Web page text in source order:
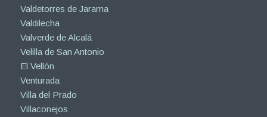
Valdetorres de Jarama
Valdilecha
Valverde de Alcalá
Velilla de San Antonio
El Vellón
Venturada
Villa del Prado
Villaconejos